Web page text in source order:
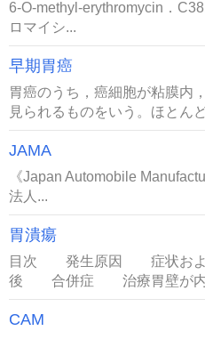
6-O-methyl-erythromycin．
ロマイシ...
早期胃癌
胃癌のうち，癌細胞が粘膜内
見られるものをいう。ほとん
JAMA
《Japan Automobile
法人...
胃潰瘍
目次 発生原因 症状お
後 合併症 治療胃壁が内側
CAM